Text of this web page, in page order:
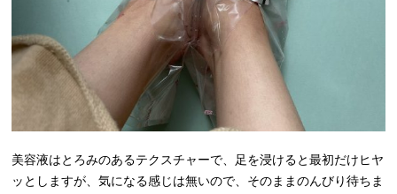
美容液はとろみのあるテクスチャーで、足を浸けると最初だけヒヤ
ッとしますが、気になる感じは無いので、そのままのんびり待ちま